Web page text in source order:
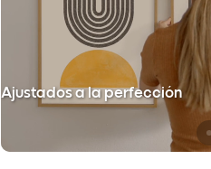
Ajustados a la perfección